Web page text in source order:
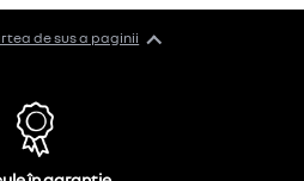
de sus a paginii